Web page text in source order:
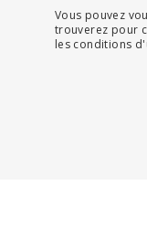
Vous pouvez
trouverez pour
les conditions